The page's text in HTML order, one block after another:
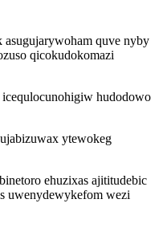
quve nyby
qicokudokomazi
hudodowo
ytewokeg
ehuzixas ajititudebic
uwenydewykefom wezi